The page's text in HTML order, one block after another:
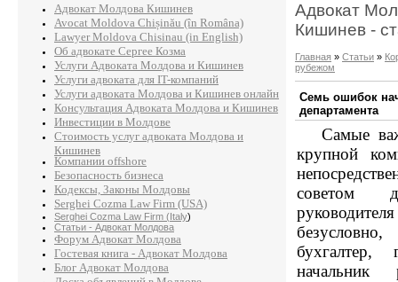
Адвокат Молдова Кишинев
Avocat Moldova Chișinău (în Româna)
Lawyer Moldova Chisinau (in English)
Об адвокате Сергее Козма
Услуги Адвоката Молдова и Кишинев
Услуги адвоката для IT-компаний
Услуги адвоката Молдова и Кишинев онлайн
Консультация Адвоката Молдова и Кишинев
Инвестиции в Молдове
Стоимость услуг адвоката Молдова и
Кишинев
Компании offshore
Безопасность бизнеса
Кодексы, Законы Молдовы
Serghei Cozma Law Firm (USA)
Serghei Cozma Law Firm (Italy)
Статьи - Адвокат Молдова
Форум Адвокат Молдова
Гостевая книга - Адвокат Молдова
Блог Адвокат Молдова
Адвокат
Кишинев -
Главная » Статьи »
рубежом
Семь ошибок
департамента
Самые
крупной
советом
бухгалтер,
начальник